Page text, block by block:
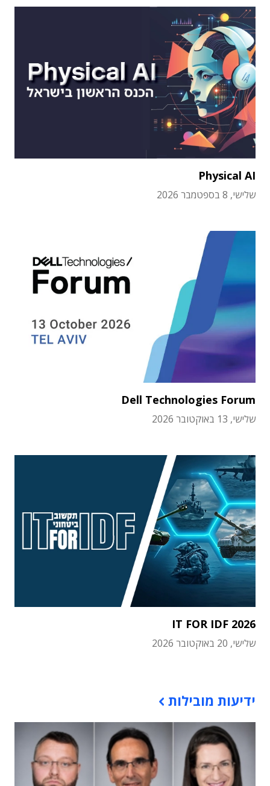
Physical AI
שלישי, 8 בספטמבר 2026
Dell Technologies Forum
שלישי, 13 באוקטובר 2026
IT FOR IDF 2026
שלישי, 20 באוקטובר 2026
ידיעות מובילות